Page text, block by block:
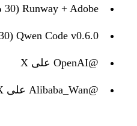
Runway + Adobe (30 ديسمبر)
Qwen Code v0.6.0 (30 ديسمبر)
@OpenAI على X
@Alibaba_Wan على X